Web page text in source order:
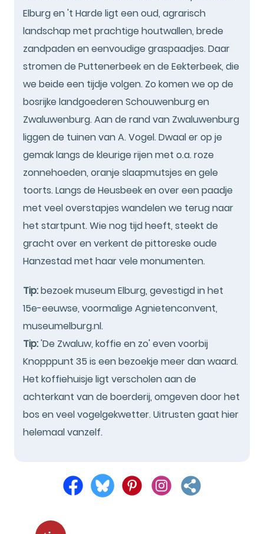
Elburg en 't Harde ligt een oud, agrarisch
landschap met prachtige houtwallen, brede
zandpaden en eenvoudige graspaadjes. Daar
stromen de Puttenerbeek en de Eekterbeek, die
we beide een tijdje volgen. Zo komen we op de
bosrijke landgoederen Schouwenburg en
Zwaluwenburg. Aan de rand van Zwaluwenburg
liggen de tuinen van A. Vogel. Dwaal er op je
gemak langs de kleurige rijen met o.a. roze
zonnehoeden, oranje slaapmutsjes en gele
toorts. Langs de Heusbeek en over een paadje
met veel overstapjes wandelen we terug naar
het startpunt. Wie nog tijd heeft, steekt de
gracht over en verkent de pittoreske oude
Hanzestad met haar vele monumenten.
Tip:bezoek museum Elburg, gevestigd in het
15e-eeuwse, voormalige Agnietenconvent,
museumelburg.nl.
Tip:'De Zwaluw, koffie en zo' even voorbij
Knopppunt 35 is een bezoekje meer dan waard.
Het koffiehuisje ligt verscholen aan de
achterkant van de boerderij, omgeven door het
bos en veel vogelgekwetter. Uitrusten gaat hier
helemaal vanzelf.